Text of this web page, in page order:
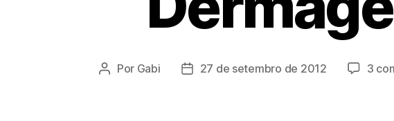
Autor
Por Gabi
Data27 de setembro de 2012 3